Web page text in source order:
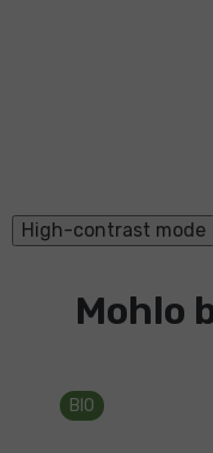
High-contrast mode
Mohlo
BIO